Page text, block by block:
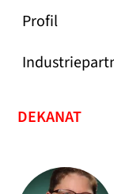
Profil
DEKANAT